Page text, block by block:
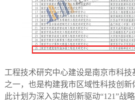
工程技术研究中心建设是南京市科
之一，也是构建我市区域性科技创新
此计划为深入实施创新驱动“121”战